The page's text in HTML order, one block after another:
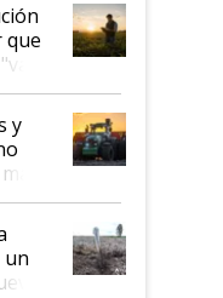
que
a
y
un
un